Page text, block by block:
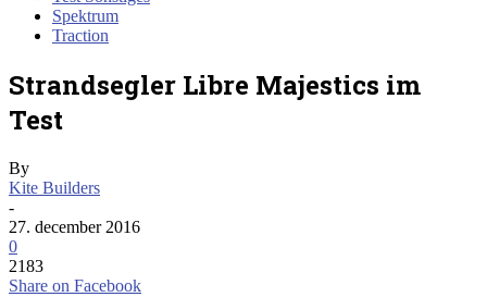
Spektrum
Traction
Strandsegler Libre Majestics im
Test
By
Kite Builders
-
27. december 2016
0
2183
Share on Facebook